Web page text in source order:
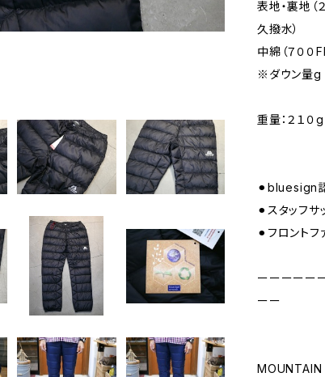
表地・裏地
久撥水）
中綿（７０
※ダウン量g
重量：２１０g
⚫︎bluesign
⚫︎スタッフサ
⚫︎フロント
ーーーーー
ーー